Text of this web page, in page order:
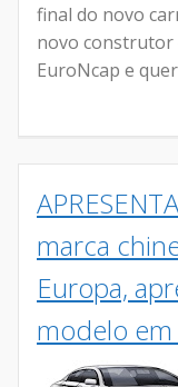
final do novo
novo construtor
EuroNcap e
marca
Europa,
modelo